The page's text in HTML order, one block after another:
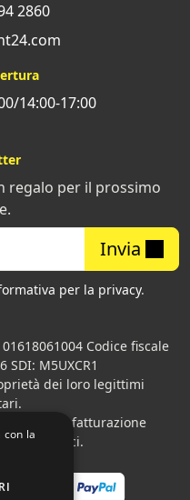
2860
14:00-17:00
regalo per il prossimo
Invia
per la privacy.
Codice fiscale
SDI: M5UXCR1
dei loro legittimi
adibita alla fatturazione
pubblici.
la